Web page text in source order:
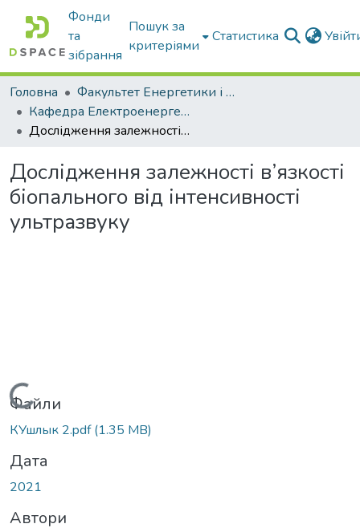
Фонди
та
зібрання
Пошук за
критеріями
Статистика
Головна
Факультет Енергетики і комп'ютерних технологій
Кафедра Електроенергетики і електротехнологій
Дослідження залежності в’язкості біопального від інтенсивності ультразвуку
Дослідження залежності в’язкості
біопального від інтенсивності
ультразвуку
Вантажиться...
Файли
КУшлык 2.pdf(1.35 MB)
Дата
2021
Автори